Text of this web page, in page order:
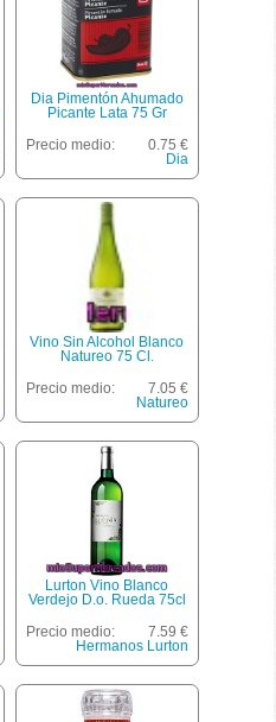
Dia Pimentón Ahumado
Picante Lata 75 Gr
Precio medio:
0.75 €
Dia
Vino Sin Alcohol Blanco
Natureo 75 Cl.
Precio medio:
7.05 €
Natureo
Lurton Vino Blanco
Verdejo D.o. Rueda 75cl
Precio medio:
7.59 €
Hermanos Lurton